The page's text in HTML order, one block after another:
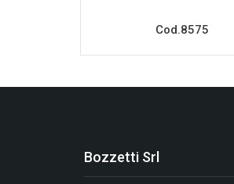
Cod.8575
Bozzetti Srl